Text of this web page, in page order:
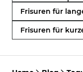
Frisuren für
Frisuren für